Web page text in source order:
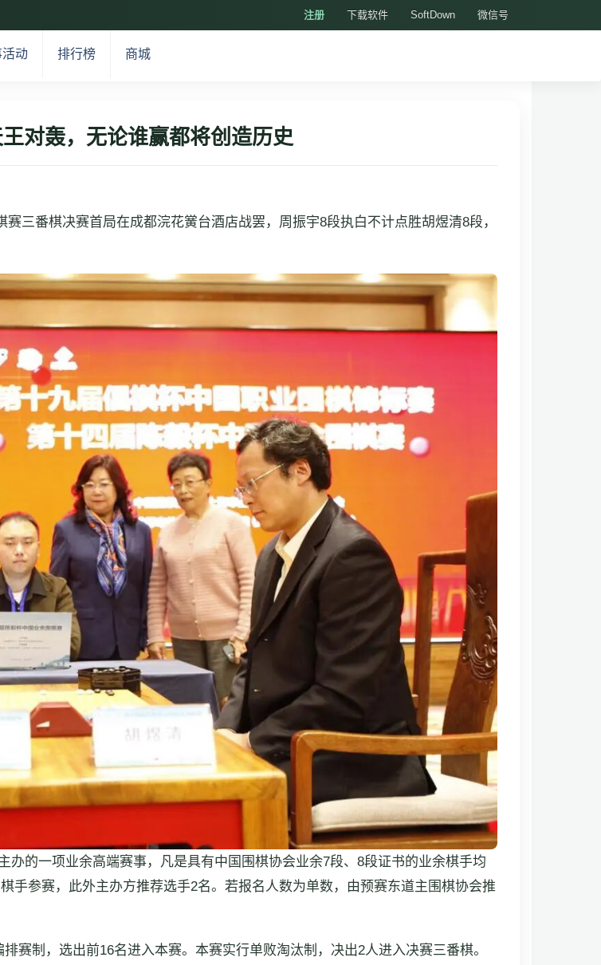
注册 下载软件 SoftDown 微信号
动 排行榜 商城
对轰，无论谁赢都将创造历史
三番棋决赛首局在成都浣花黉台酒店战罢，周振宇8段执白不计点胜胡煜清8段，
办的一项业余高端赛事，凡是具有中国围棋协会业余7段、8段证书的业余棋手均
手参赛，此外主办方推荐选手2名。若报名人数为单数，由预赛东道主围棋协会推
赛制，选出前16名进入本赛。本赛实行单败淘汰制，决出2人进入决赛三番棋。